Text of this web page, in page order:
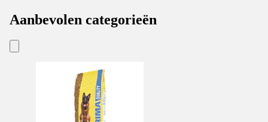
Aanbevolen categorieën